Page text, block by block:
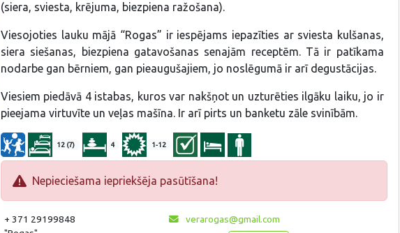
(siera, sviesta, krējuma, biezpiena ražošana).
Viesojoties lauku mājā “Rogas” ir iespējams iepazīties ar sviesta kulšanas,
siera siešanas, biezpiena gatavošanas senajām receptēm. Tā ir patīkama
nodarbe gan bērniem, gan pieaugušajiem, jo noslēgumā ir arī degustācijas.
Viesiem piedāvā 4 istabas, kuros var nakšņot un uzturēties ilgāku laiku, jo ir
pieejama virtuvīte un veļas mašīna. Ir arī pirts un banketu zāle svinībām.
12 (7) 4 1-12
Nepieciešama iepriekšēja pasūtīšana!
+ 371 29199848
verarogas@gmail.com